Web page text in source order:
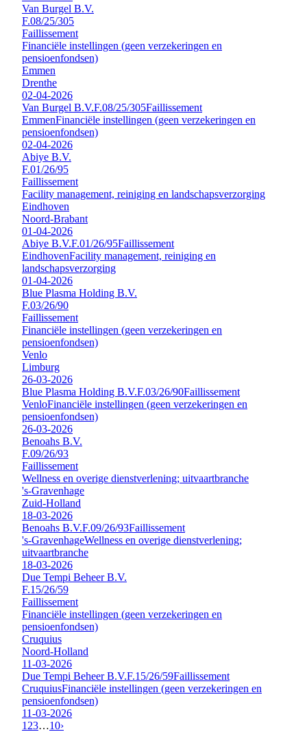
Van Burgel B.V.
F.08/25/305
Faillissement
Financiële instellingen (geen verzekeringen en
pensioenfondsen)
Emmen
Drenthe
02-04-2026
Van Burgel B.V.F.08/25/305Faillissement
EmmenFinanciële instellingen (geen verzekeringen en
pensioenfondsen)
02-04-2026
Abiye B.V.
F.01/26/95
Faillissement
Facility management, reiniging en landschapsverzorging
Eindhoven
Noord-Brabant
01-04-2026
Abiye B.V.F.01/26/95Faillissement
EindhovenFacility management, reiniging en
landschapsverzorging
01-04-2026
Blue Plasma Holding B.V.
F.03/26/90
Faillissement
Financiële instellingen (geen verzekeringen en
pensioenfondsen)
Venlo
Limburg
26-03-2026
Blue Plasma Holding B.V.F.03/26/90Faillissement
VenloFinanciële instellingen (geen verzekeringen en
pensioenfondsen)
26-03-2026
Benoahs B.V.
F.09/26/93
Faillissement
Wellness en overige dienstverlening; uitvaartbranche
's-Gravenhage
Zuid-Holland
18-03-2026
Benoahs B.V.F.09/26/93Faillissement
's-GravenhageWellness en overige dienstverlening;
uitvaartbranche
18-03-2026
Due Tempi Beheer B.V.
F.15/26/59
Faillissement
Financiële instellingen (geen verzekeringen en
pensioenfondsen)
Cruquius
Noord-Holland
11-03-2026
Due Tempi Beheer B.V.F.15/26/59Faillissement
CruquiusFinanciële instellingen (geen verzekeringen en
pensioenfondsen)
11-03-2026
1 23…10›